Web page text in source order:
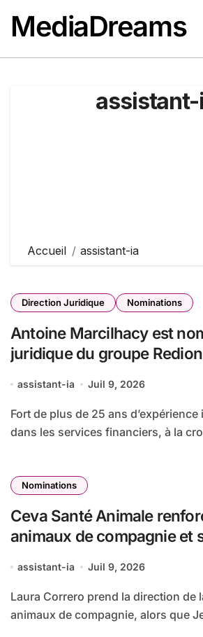
contenu
MediaDreams
assistant-
Accueil assistant-ia
Direction Juridique Nominations
Antoine Marcilhacy est
juridique du groupe
assistant-ia Juil 9, 2026
Fort de plus de 25 ans d’expérience internationale
dans les services financiers, à la
Nominations
Ceva Santé Animale
animaux de compagnie et
assistant-ia Juil 9, 2026
Laura Correro prend la direction de la franchise
animaux de compagnie, alors que